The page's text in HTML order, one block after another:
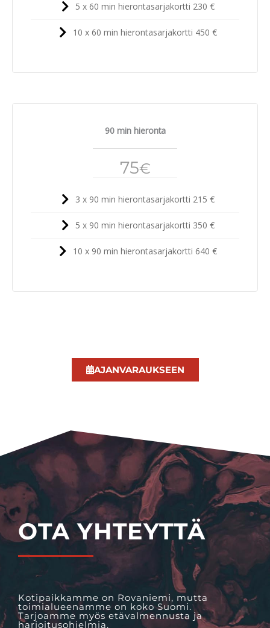
5 x 60 min hierontasarjakortti 230 €
10 x 60 min hierontasarjakortti 450 €
90 min hieronta
75€
3 x 90 min hierontasarjakortti 215 €
5 x 90 min hierontasarjakortti 350 €
10 x 90 min hierontasarjakortti 640 €
AJANVARAUKSEEN
OTA YHTEYTTÄ
Kotipaikkamme on Rovaniemi, mutta
toimialueenamme on koko Suomi.
Tarjoamme myös etävalmennusta ja
harjoitusohjelmia.